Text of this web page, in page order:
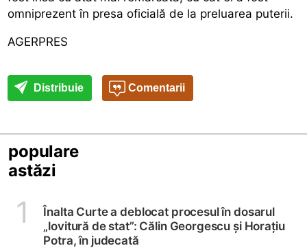
omniprezent în presa oficială de la preluarea puterii.
AGERPRES
Distribuie Comentarii
populare
astăzi
1
Înalta Curte a deblocat procesul în dosarul
„lovitură de stat”: Călin Georgescu și Horațiu
Potra, în judecată